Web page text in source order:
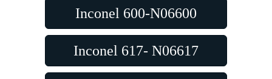
Inconel 600-N06600
Inconel 617- N06617